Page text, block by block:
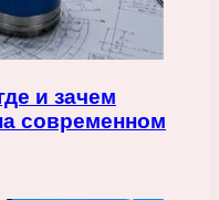
и зачем
современном